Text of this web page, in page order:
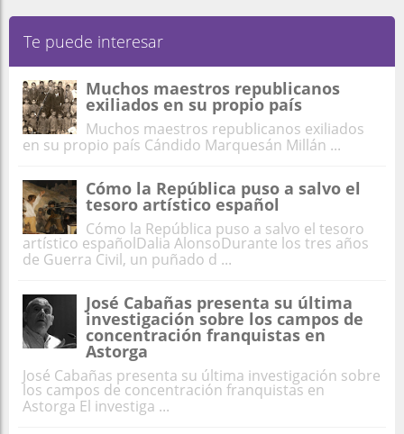
Te puede interesar
Muchos maestros republicanos
exiliados en su propio país
Muchos maestros republicanos exiliados
en su propio país Cándido Marquesán Millán ...
Cómo la República puso a salvo el
tesoro artístico español
Cómo la República puso a salvo el tesoro
artístico españolDalia AlonsoDurante los tres años
de Guerra Civil, un puñado d ...
José Cabañas presenta su última
investigación sobre los campos de
concentración franquistas en
Astorga
José Cabañas presenta su última investigación sobre
los campos de concentración franquistas en
Astorga El investiga ...